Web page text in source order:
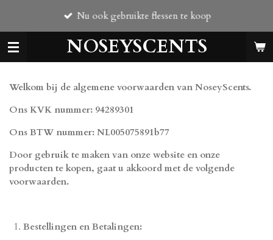
de
hoofdinhoud
NOSEYSCENTS
Nu ook gebruikte flessen te koop
Welkom bij de algemene voorwaarden van NoseyScents.
Ons KVK nummer: 94289301
Ons BTW nummer: NL005075891b77
Door gebruik te maken van onze website en onze
producten te kopen, gaat u akkoord met de volgende
voorwaarden.
Bestellingen en Betalingen: